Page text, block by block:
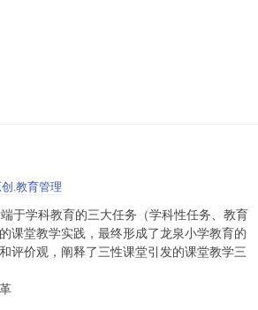
,教育管理
于学科教育的三大任务（学科性任务、教育
课堂教学实践，最终形成了龙泉小学教育的
评价观，阐释了三性课堂引发的课堂教学三